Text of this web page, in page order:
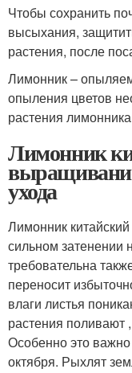
Чтобы сохранить
высыхания,
растения, после
Лимонник –
опыления цветов
растения
Лимонник
ухода
Лимонник
сильном затенении
требовательна
переносит
влаги листья
растения поливают
Особенно это
октября. Рыхлят